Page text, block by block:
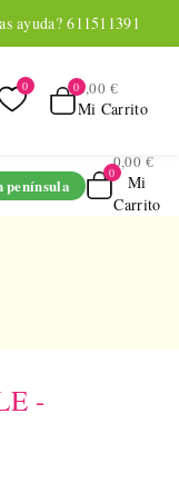
ayuda? 611511391
Mi Carrito
0,00 €
península
Mi
Carrito
0,00 €
-